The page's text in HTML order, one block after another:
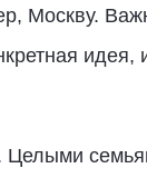
Москву.